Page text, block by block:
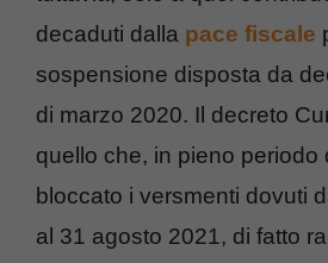
decaduti dalla pace fiscale
sospensione disposta da
di marzo 2020. Il decreto
quello che, in pieno periodo
bloccato i versmenti dovuti
al 31 agosto 2021, di fatto